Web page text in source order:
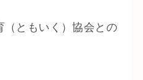
（ともいく）協会との